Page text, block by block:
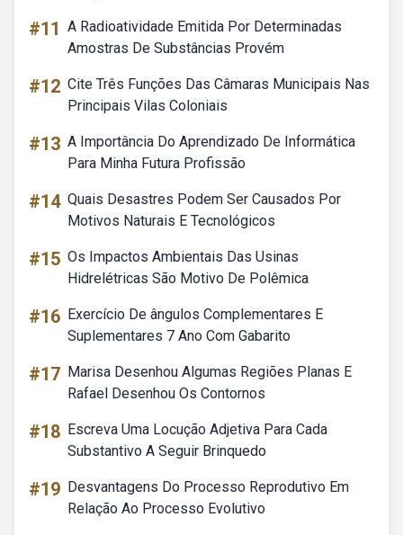
#11 A Radioatividade Emitida Por Determinadas
Amostras De Substâncias Provém
#12 Cite Três Funções Das Câmaras Municipais Nas
Principais Vilas Coloniais
#13 A Importância Do Aprendizado De Informática
Para Minha Futura Profissão
#14 Quais Desastres Podem Ser Causados Por
Motivos Naturais E Tecnológicos
#15 Os Impactos Ambientais Das Usinas
Hidrelétricas São Motivo De Polêmica
#16 Exercício De ângulos Complementares E
Suplementares 7 Ano Com Gabarito
#17 Marisa Desenhou Algumas Regiões Planas E
Rafael Desenhou Os Contornos
#18 Escreva Uma Locução Adjetiva Para Cada
Substantivo A Seguir Brinquedo
#19 Desvantagens Do Processo Reprodutivo Em
Relação Ao Processo Evolutivo